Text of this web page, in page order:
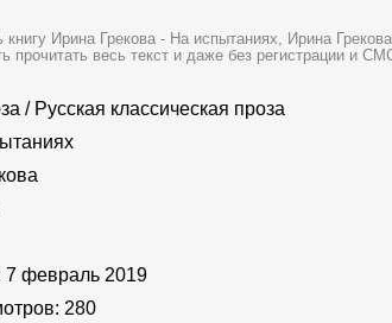
Ирина Грекова - На испытаниях, Ирина
прочитать весь текст и даже без регистрации и
/ Русская классическая проза
7 февраль 2019
280